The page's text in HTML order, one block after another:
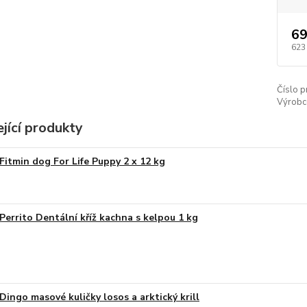
623
Číslo
produkty
dog For Life Puppy 2 x 12 kg
Dentální kříž kachna s kelpou 1 kg
masové kuličky losos a arktický krill